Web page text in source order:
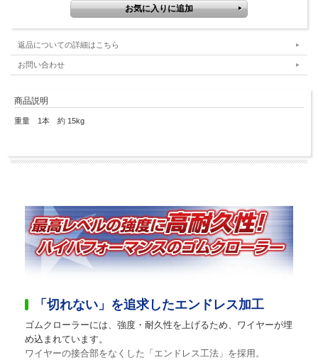
返品についての詳細はこちら
お問い合わせ
商品説明
重量 1本 約 15kg
「切れない」を追求したエンドレス加工
ゴムクローラーには、強度・耐久性を上げるため、ワイヤーが埋
め込まれています。
ワイヤーの接合部をなくした「エンドレス工法」を採用。